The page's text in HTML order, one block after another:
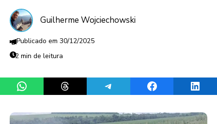
Guilherme Wojciechowski
30/12/2025
2 min de leitura
Share on WhatsAppShare on ThreadsShare on TelegramShare on Facebook